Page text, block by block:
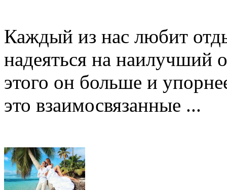
Каждый из нас любит
надеяться на наилучший
этого он больше и
это взаимосвязанные ...